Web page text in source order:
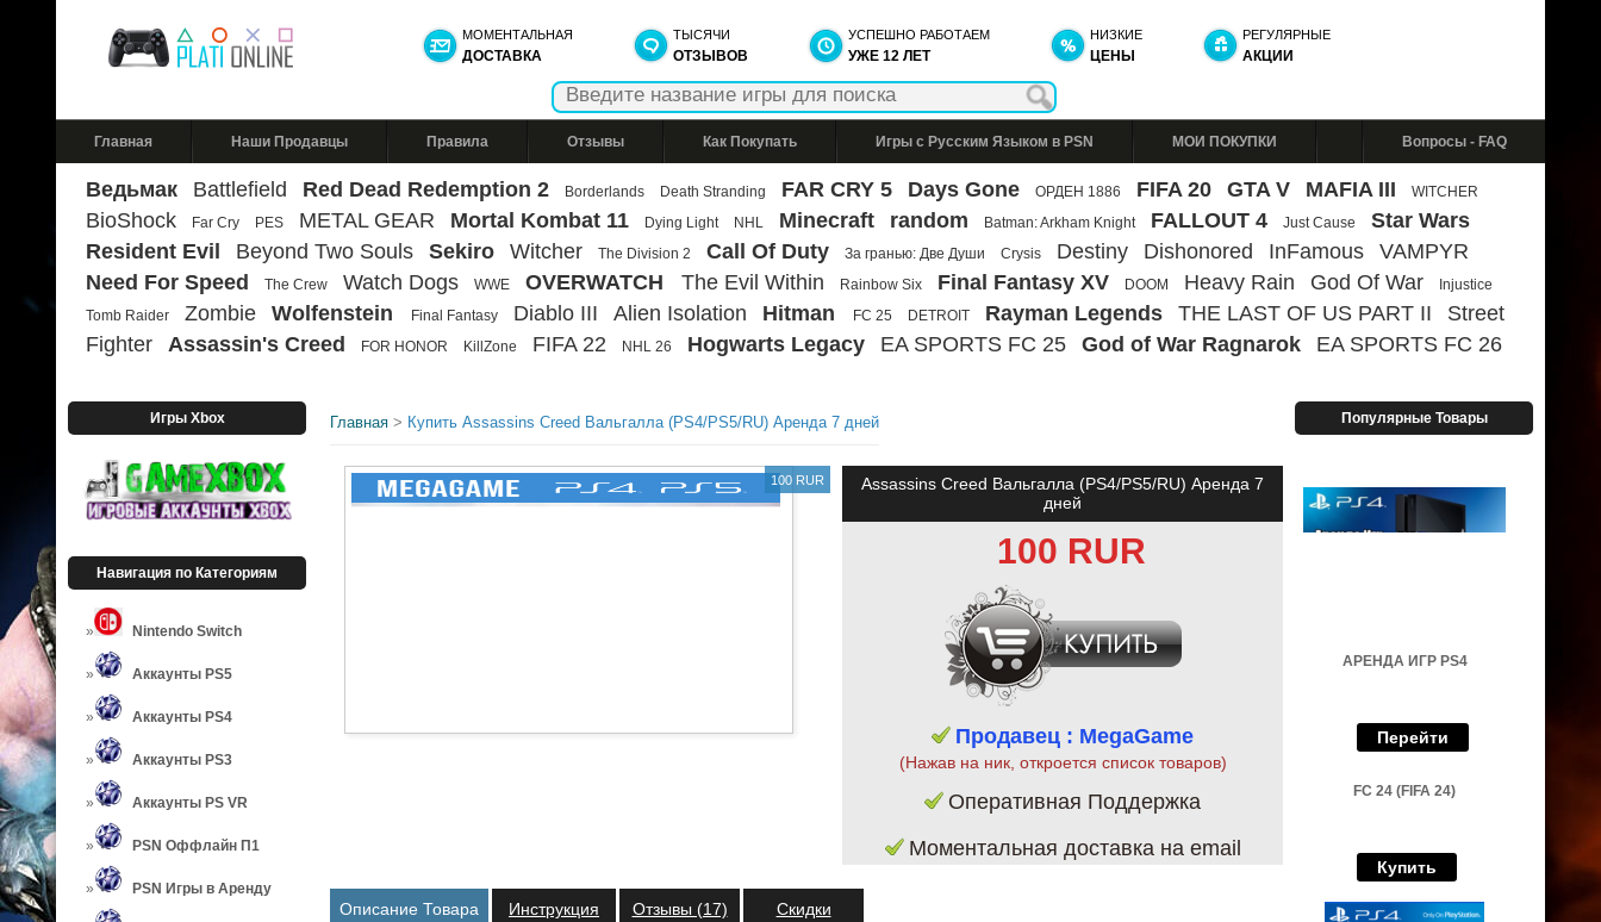
МОМЕНТАЛЬНАЯ
ДОСТАВКА
ТЫСЯЧИ
ОТЗЫВОВ
УСПЕШНО РАБОТАЕМ
УЖЕ 12 ЛЕТ
НИЗКИЕ
ЦЕНЫ
РЕГУЛЯРНЫЕ
АКЦИИ
Главная Наши Продавцы Правила Отзывы Как Покупать Игры с Русским Языком в PSN МОИ ПОКУПКИ Вопросы - FAQ
Ведьмак Battlefield Red Dead Redemption 2 Borderlands Death Stranding FAR CRY 5 Days Gone ОРДЕН 1886 FIFA 20 GTA V MAFIA III WITCHER
BioShock Far Cry PES METAL GEAR Mortal Kombat 11 Dying Light NHL Minecraft random Batman: Arkham Knight FALLOUT 4 Just Cause
Star Wars
Resident Evil
Beyond Two Souls Sekiro Witcher The Division 2 Call Of Duty За гранью: Две Души Crysis Destiny Dishonored InFamous
VAMPYR
Need For Speed
The Crew Watch Dogs WWE OVERWATCH The Evil Within Rainbow Six Final Fantasy XV DOOM Heavy Rain God Of War
Injustice
Tomb Raider
Zombie Wolfenstein Final Fantasy Diablo III Alien Isolation Hitman FC 25 DETROIT Rayman Legends THE LAST OF US PART II
Street
Fighter
Assassin's Creed FOR HONOR KillZone FIFA 22 NHL 26 Hogwarts Legacy EA SPORTS FC 25 God of War Ragnarok EA SPORTS FC 26
Игры Xbox
Навигация по Категориям
Nintendo Switch
Аккаунты PS5
Аккаунты PS4
Аккаунты PS3
Аккаунты PS VR
PSN Оффлайн П1
PSN Игры в Аренду
Популярные Товары
АРЕНДА ИГР PS4
Перейти
FC 24 (FIFA 24)
Купить
Главная > Купить Assassins Creed Вальгалла (PS4/PS5/RU) Аренда 7 дней
100 RUR
Assassins Creed Вальгалла (PS4/PS5/RU) Аренда 7
дней
100 RUR
Продавец : MegaGame
(Нажав на ник, откроется список товаров)
Оперативная Поддержка
Моментальная доставка на email
Описание Товара Инструкция Отзывы (17) Скидки